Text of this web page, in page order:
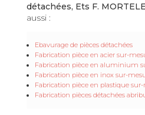
détachées, Ets F.
aussi :
Ebavurage de pièces détachées
Fabrication pièce en acier sur-
Fabrication pièce en aluminium
Fabrication pièce en inox sur-
Fabrication pièce en plastique
Fabrication pièces détachées